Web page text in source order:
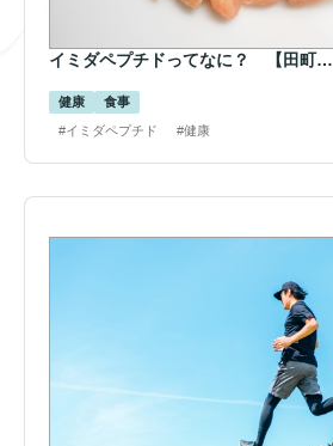
イミダペプチドってなに？ 【田町…
健康
食事
#イミダペプチド
#健康